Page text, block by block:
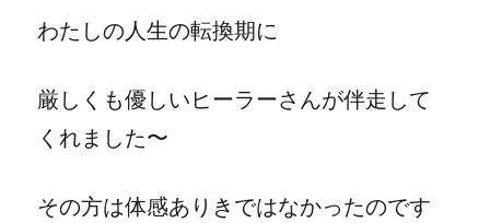
わたしの人生の転換期に
厳しくも優しいヒーラーさんが伴走して
くれました〜
その方は体感ありきではなかったのです